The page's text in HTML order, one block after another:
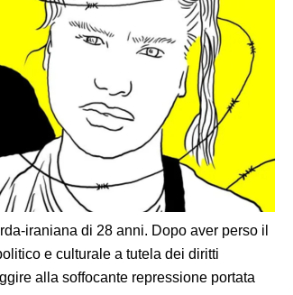
iraniana di 28 anni. Dopo aver perso il
e culturale a tutela dei diritti
alla soffocante repressione portata